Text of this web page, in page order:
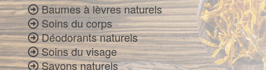
Baumes à lèvres naturels
Soins du corps
Déodorants naturels
Soins du visage
Savons naturels